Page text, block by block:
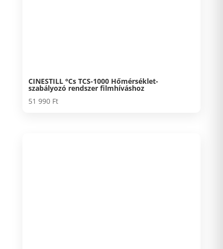
CINESTILL °Cs TCS-1000 Hőmérséklet-
szabályozó rendszer filmhíváshoz
51 990 Ft